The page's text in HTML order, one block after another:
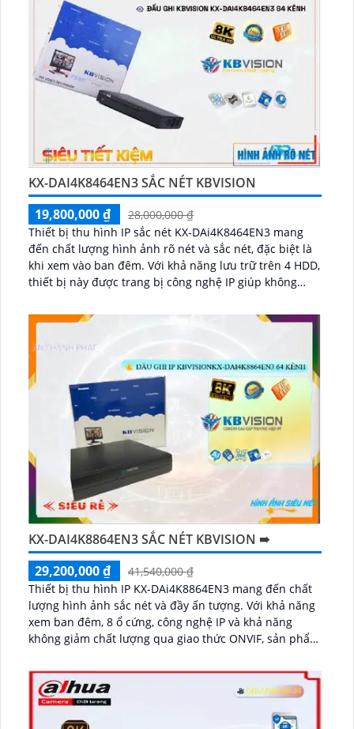
KX-DAI4K8464EN3 SẮC NÉT KBVISION
19,800,000 ₫
28,000,000 ₫
Thiết bị thu hình IP sắc nét KX-DAi4K8464EN3 mang
đến chất lượng hình ảnh rõ nét và sắc nét, đặc biệt là
khi xem vào ban đêm. Với khả năng lưu trữ trên 4 HDD,
thiết bị này được trang bị công nghệ IP giúp không
KX-DAI4K8864EN3 SẮC NÉT KBVISION ➠
29,200,000 ₫
41,540,000 ₫
Thiết bị thu hình IP KX-DAi4K8864EN3 mang đến chất
lượng hình ảnh sắc nét và đầy ấn tượng. Với khả năng
xem ban đêm, 8 ổ cứng, công nghệ IP và khả năng
không giảm chất lượng qua giao thức ONVIF, sản phẩm